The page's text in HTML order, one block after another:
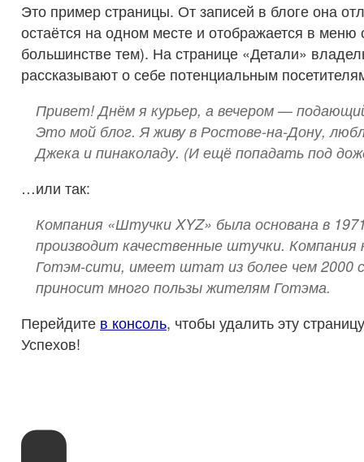
Это пример страницы. От записей в блоге она
остаётся на одном месте и отображается в меню
большинстве тем). На странице «Детали»
рассказывают о себе потенциальным
Привет! Днём я курьер, а вечером —
Это мой блог. Я живу в Ростове-на-Дону,
Джека и пинаколаду. (И ещё попадать под
…или так:
Компания «Штучки XYZ» была основана в
производит качественные штучки. Компания
Готэм-сити, имеет штат из более чем 2000
приносит много пользы жителям Готэма.
Перейдите в консоль, чтобы удалить эту
Успехов!